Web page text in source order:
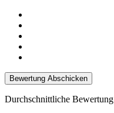
Bewertung Abschicken
Durchschnittliche Bewertung